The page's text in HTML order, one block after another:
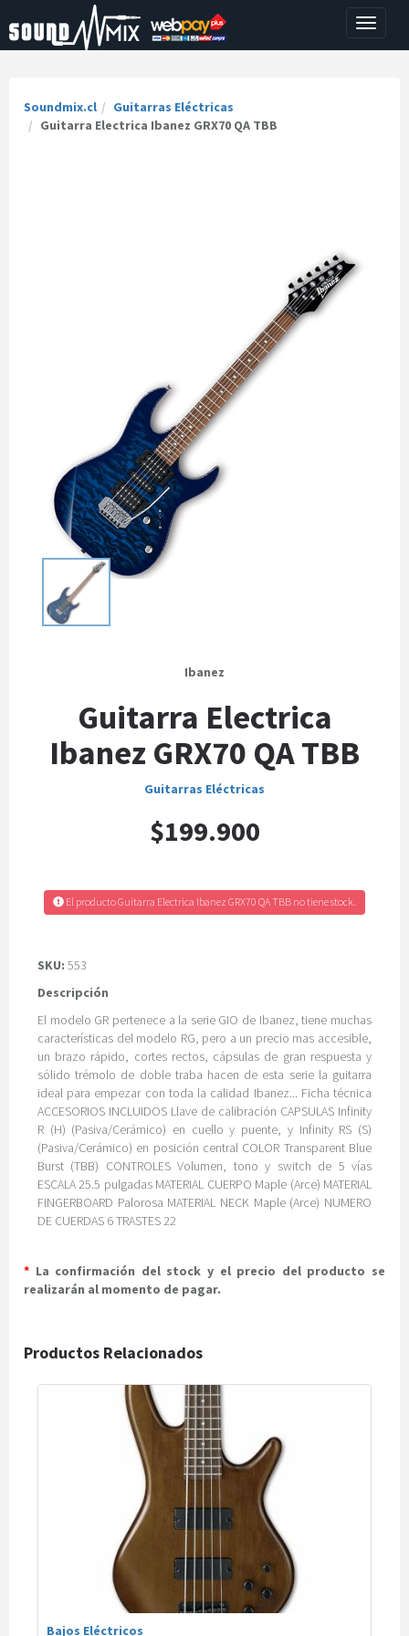
Toggle
Soundmix.cl
Guitarras Eléctricas
Guitarra Electrica Ibanez GRX70 QA TBB
Ibanez
Guitarra Electrica
Ibanez GRX70 QA TBB
Guitarras Eléctricas
$199.900
El producto Guitarra Electrica Ibanez GRX70 QA TBB no tiene stock.
SKU: 553
Descripción
El modelo GR pertenece a la serie GIO de Ibanez, tiene muchas
características del modelo RG, pero a un precio mas accesible,
un brazo rápido, cortes rectos, cápsulas de gran respuesta y
sólido trémolo de doble traba hacen de esta serie la guitarra
ideal para empezar con toda la calidad Ibanez... Ficha técnica
ACCESORIOS INCLUIDOS Llave de calibración CAPSULAS Infinity
R (H) (Pasiva/Cerámico) en cuello y puente, y Infinity RS (S)
(Pasiva/Cerámico) en posición central COLOR Transparent Blue
Burst (TBB) CONTROLES Volumen, tono y switch de 5 vías
ESCALA 25.5 pulgadas MATERIAL CUERPO Maple (Arce) MATERIAL
FINGERBOARD Palorosa MATERIAL NECK Maple (Arce) NUMERO
DE CUERDAS 6 TRASTES 22
* La confirmación del stock y el precio del producto se
realizarán al momento de pagar.
Productos Relacionados
Bajos Eléctricos